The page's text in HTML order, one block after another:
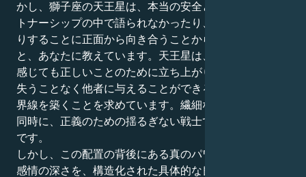
かし、獅子座の天王星は、本当の安全とは、親密なパー
トナーシップの中で語られなかったり、見られなかった
りすることに正面から向き合うことから生まれるのだ
と、あなたに教えています。天王星は、たとえ気まずく
感じても正しいことのために立ち上がり、自分らしさを
失うことなく他者に与えることができるよう、明確な境
界線を築くことを求めています。繊細な共感者であると
同時に、正義のための揺るぎない戦士であることがコツ
です。
しかし、この配置の背後にある真のパワーは、あなたの
感情の深さを、構造化された具体的な良いものへと形作